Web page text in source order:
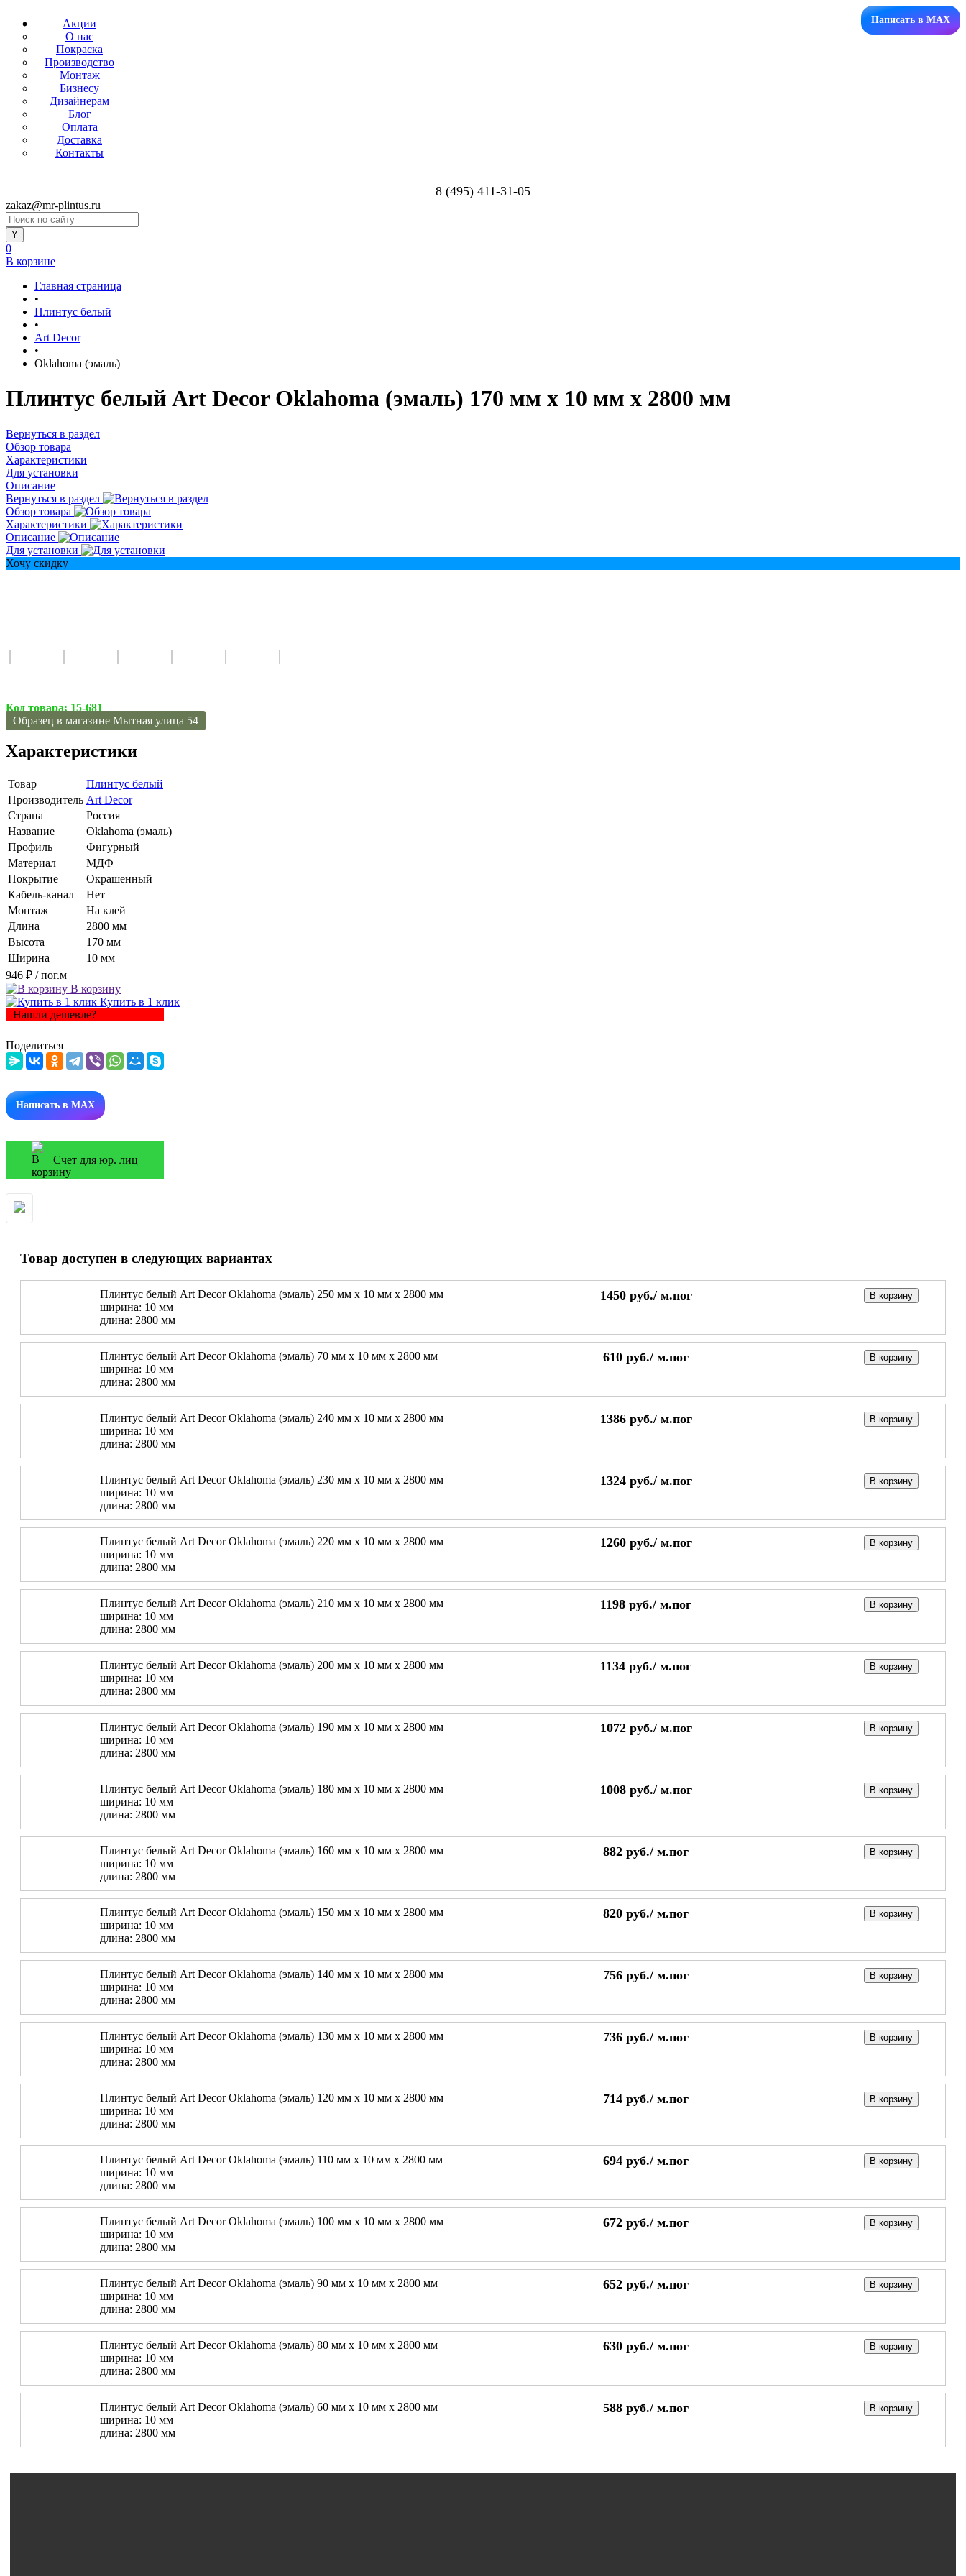
Акции
О нас
Покраска
Производство
Монтаж
Бизнесу
Дизайнерам
Блог
Оплата
Доставка
Контакты
Написать в MAX
8 (495) 411-31-05
zakaz@mr-plintus.ru
0
В корзине
Главная страница
•
Плинтус белый
•
Art Decor
•
Oklahoma (эмаль)
Плинтус белый Art Decor Oklahoma (эмаль) 170 мм х 10 мм х 2800 мм
Вернуться в раздел
Обзор товара
Характеристики
Для установки
Описание
Вернуться в раздел
Обзор товара
Характеристики
Описание
Для установки
Хочу скидку
Код товара: 15-681
Образец в магазине Мытная улица 54
Характеристики
Товар
Плинтус белый
Производитель Art Decor
Страна
Россия
Название
Oklahoma (эмаль)
Профиль
Фигурный
Материал
МДФ
Покрытие
Окрашенный
Кабель-канал
Нет
Монтаж
На клей
Длина
2800 мм
Высота
170 мм
Ширина
10 мм
946 ₽ / пог.м
В корзину
Купить в 1 клик
Нашли дешевле?
Поделиться
Написать в MAX
Счет для юр. лиц
Товар доступен в следующих вариантах
Плинтус белый Art Decor Oklahoma (эмаль) 250 мм х 10 мм х 2800 мм
ширина: 10 мм
длина: 2800 мм
1450 руб./ м.пог В корзину
Плинтус белый Art Decor Oklahoma (эмаль) 70 мм х 10 мм х 2800 мм
ширина: 10 мм
длина: 2800 мм
610 руб./ м.пог В корзину
Плинтус белый Art Decor Oklahoma (эмаль) 240 мм х 10 мм х 2800 мм
ширина: 10 мм
длина: 2800 мм
1386 руб./ м.пог В корзину
Плинтус белый Art Decor Oklahoma (эмаль) 230 мм х 10 мм х 2800 мм
ширина: 10 мм
длина: 2800 мм
1324 руб./ м.пог В корзину
Плинтус белый Art Decor Oklahoma (эмаль) 220 мм х 10 мм х 2800 мм
ширина: 10 мм
длина: 2800 мм
1260 руб./ м.пог В корзину
Плинтус белый Art Decor Oklahoma (эмаль) 210 мм х 10 мм х 2800 мм
ширина: 10 мм
длина: 2800 мм
1198 руб./ м.пог В корзину
Плинтус белый Art Decor Oklahoma (эмаль) 200 мм х 10 мм х 2800 мм
ширина: 10 мм
длина: 2800 мм
1134 руб./ м.пог В корзину
Плинтус белый Art Decor Oklahoma (эмаль) 190 мм х 10 мм х 2800 мм
ширина: 10 мм
длина: 2800 мм
1072 руб./ м.пог В корзину
Плинтус белый Art Decor Oklahoma (эмаль) 180 мм х 10 мм х 2800 мм
ширина: 10 мм
длина: 2800 мм
1008 руб./ м.пог В корзину
Плинтус белый Art Decor Oklahoma (эмаль) 160 мм х 10 мм х 2800 мм
ширина: 10 мм
длина: 2800 мм
882 руб./ м.пог В корзину
Плинтус белый Art Decor Oklahoma (эмаль) 150 мм х 10 мм х 2800 мм
ширина: 10 мм
длина: 2800 мм
820 руб./ м.пог В корзину
Плинтус белый Art Decor Oklahoma (эмаль) 140 мм х 10 мм х 2800 мм
ширина: 10 мм
длина: 2800 мм
756 руб./ м.пог В корзину
Плинтус белый Art Decor Oklahoma (эмаль) 130 мм х 10 мм х 2800 мм
ширина: 10 мм
длина: 2800 мм
736 руб./ м.пог В корзину
Плинтус белый Art Decor Oklahoma (эмаль) 120 мм х 10 мм х 2800 мм
ширина: 10 мм
длина: 2800 мм
714 руб./ м.пог В корзину
Плинтус белый Art Decor Oklahoma (эмаль) 110 мм х 10 мм х 2800 мм
ширина: 10 мм
длина: 2800 мм
694 руб./ м.пог В корзину
Плинтус белый Art Decor Oklahoma (эмаль) 100 мм х 10 мм х 2800 мм
ширина: 10 мм
длина: 2800 мм
672 руб./ м.пог В корзину
Плинтус белый Art Decor Oklahoma (эмаль) 90 мм х 10 мм х 2800 мм
ширина: 10 мм
длина: 2800 мм
652 руб./ м.пог В корзину
Плинтус белый Art Decor Oklahoma (эмаль) 80 мм х 10 мм х 2800 мм
ширина: 10 мм
длина: 2800 мм
630 руб./ м.пог В корзину
Плинтус белый Art Decor Oklahoma (эмаль) 60 мм х 10 мм х 2800 мм
ширина: 10 мм
длина: 2800 мм
588 руб./ м.пог В корзину